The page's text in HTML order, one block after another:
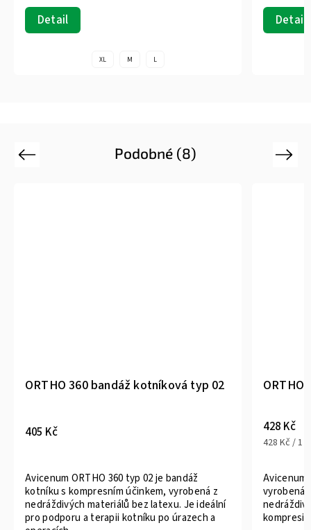
Detail
XL M L
Detail
Podobné (8)
Previous
ORTHO 360 bandáž kotníková typ 02
405 Kč
Avicenum ORTHO 360 typ 02 je bandáž
kotníku s kompresním účinkem, vyrobená z
nedráždivých materiálů bez latexu. Je ideální
pro podporu a terapii kotníku po úrazech a
ORTHO
428 Kč
428 Kč / 1
Avicenum
vyrobená
Next